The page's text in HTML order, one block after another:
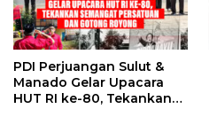
PDI Perjuangan Sulut &
Manado Gelar Upacara
HUT RI ke-80, Tekankan